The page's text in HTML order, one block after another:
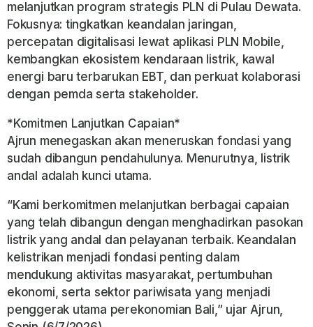
melanjutkan program strategis PLN di Pulau Dewata.
Fokusnya: tingkatkan keandalan jaringan,
percepatan digitalisasi lewat aplikasi PLN Mobile,
kembangkan ekosistem kendaraan listrik, kawal
energi baru terbarukan EBT, dan perkuat kolaborasi
dengan pemda serta stakeholder.
*Komitmen Lanjutkan Capaian*
Ajrun menegaskan akan meneruskan fondasi yang
sudah dibangun pendahulunya. Menurutnya, listrik
andal adalah kunci utama.
“Kami berkomitmen melanjutkan berbagai capaian
yang telah dibangun dengan menghadirkan pasokan
listrik yang andal dan pelayanan terbaik. Keandalan
kelistrikan menjadi fondasi penting dalam
mendukung aktivitas masyarakat, pertumbuhan
ekonomi, serta sektor pariwisata yang menjadi
penggerak utama perekonomian Bali,” ujar Ajrun,